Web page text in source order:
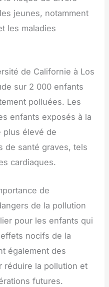
jeunes, notamment
les maladies
de Californie à Los
sur 2 000 enfants
polluées. Les
enfants exposés à la
plus élevé de
de santé graves, tels
cardiaques.
de
de la pollution
pour les enfants qui
nocifs de la
également des
réduire la pollution et
futures.